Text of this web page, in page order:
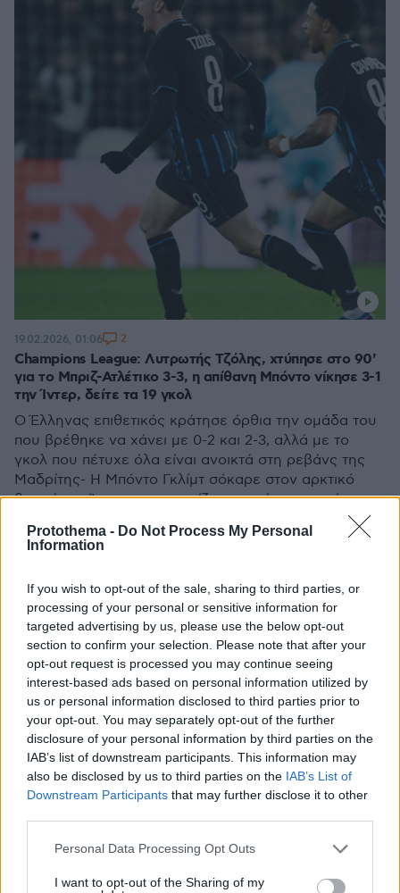
Protothema - Do Not Process My Personal
Information
If you wish to opt-out of the sale, sharing to third parties, or
processing of your personal or sensitive information for
targeted advertising by us, please use the below opt-out
section to confirm your selection. Please note that after your
opt-out request is processed you may continue seeing
interest-based ads based on personal information utilized by
us or personal information disclosed to third parties prior to
your opt-out. You may separately opt-out of the further
disclosure of your personal information by third parties on the
IAB’s list of downstream participants. This information may
also be disclosed by us to third parties on the IAB’s List of
Downstream Participants that may further disclose it to other
Please note that this website/app uses one or more Google
not limited to your visit or usage behaviour. You may click to
Personal Data Processing Opt Outs
I want to opt-out of the Sharing of my
Champions League: Λυτρωτής Τζόλης, χτύπησε στο 90'
για το Μπριζ-Ατλέτικο 3-3, η απίθανη Μπόντο νίκησε 3-1
την Ίντερ, δείτε τα 19 γκολ
Ο Έλληνας επιθετικός κράτησε όρθια την ομάδα του
που βρέθηκε να χάνει με 0-2 και 2-3, αλλά με το
γκολ που πέτυχε όλα είναι ανοικτά στη ρεβάνς της
Μαδρίτης- Η Μπόντο Γκλίμτ σόκαρε στον αρκτικό
βορρά την Ίντερ και συνεχίζει να γράφει ιστορία -
Στα άλλα σημερινά ματς: Ολυμπιακός - Λεβερκούζεν
0-2, Καραμπάγκ - Νιούκαστλ 1-6
19.02.2026, 01:06 2